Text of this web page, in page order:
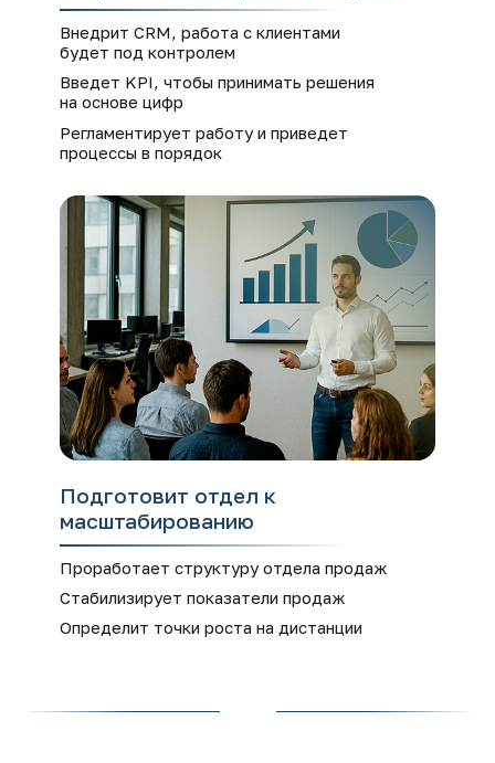
Внедрит CRM, работа с клиентами
будет под контролем
Введет KPI, чтобы принимать решения
на основе цифр
Регламентирует работу и приведет
процессы в порядок
Проработает структуру отдела продаж
Стабилизирует показатели продаж
Определит точки роста на дистанции
Подготовит отдел к
масштабированию